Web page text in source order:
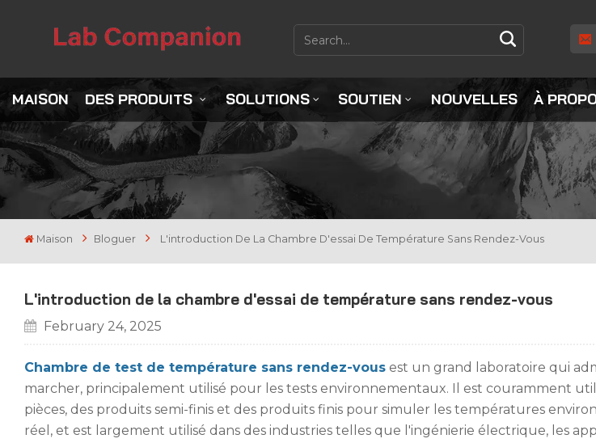
MAISON DES PRODUITS SOLUTIONS SOUTIEN NOUVELLES À
Maison Bloguer L'introduction De La Chambre D'essai De Température Sans Rendez-Vous
L'introduction de la chambre d'essai de température sans rendez-vous
February 24, 2025
Chambre de test de température sans rendez-vous est un grand laboratoire qui
marcher, principalement utilisé pour les tests environnementaux. Il est couramment
pièces, des produits semi-finis et des produits finis pour simuler les températures
réel, et est largement utilisé dans des industries telles que l'ingénierie électrique, les